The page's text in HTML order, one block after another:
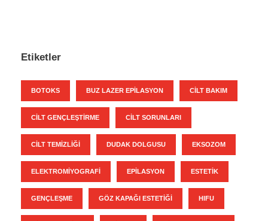
Etiketler
BOTOKS BUZ LAZER EPILASYON CILT BAKIM
CILT GENÇLEŞTIRME CILT SORUNLARI
CILT TEMIZLIĞI DUDAK DOLGUSU EKSOZOM
ELEKTROMIYOGRAFI EPILASYON ESTETIK
GENÇLEŞME GÖZ KAPAĞI ESTETIĞI HIFU